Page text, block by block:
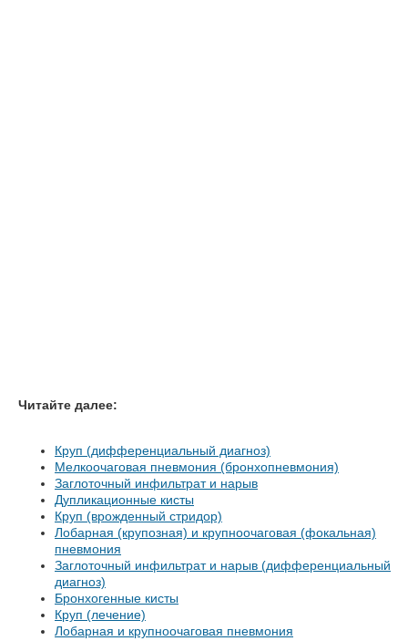
Читайте далее:
Круп (дифференциальный диагноз)
Мелкоочаговая пневмония (бронхопневмония)
Заглоточный инфильтрат и нарыв
Дупликационные кисты
Круп (врожденный стридор)
Лобарная (крупозная) и крупноочаговая (фокальная)
пневмония
Заглоточный инфильтрат и нарыв (дифференциальный
диагноз)
Бронхогенные кисты
Круп (лечение)
Лобарная и крупноочаговая пневмония